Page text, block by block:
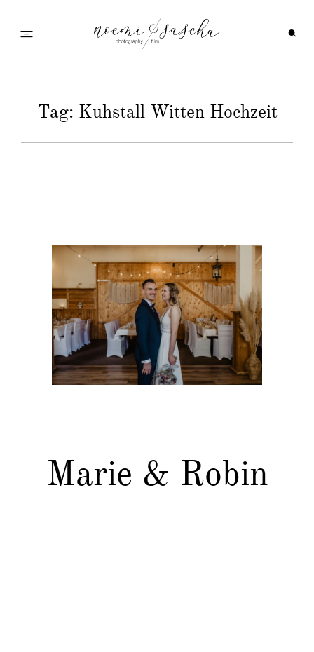
Galerie
Wedding Family
Kontakt
Tag: Kuhstall Witten Hochzeit
Marie & Robin